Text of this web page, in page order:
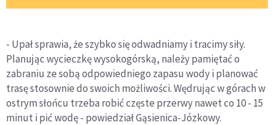
- Upał sprawia, że szybko się odwadniamy i tracimy siły.
Planując wycieczkę wysokogórską, należy pamiętać o
zabraniu ze sobą odpowiedniego zapasu wody i planować
trasę stosownie do swoich możliwości. Wędrując w górach w
ostrym słońcu trzeba robić częste przerwy nawet co 10 - 15
minut i pić wodę - powiedział Gąsienica-Józkowy.